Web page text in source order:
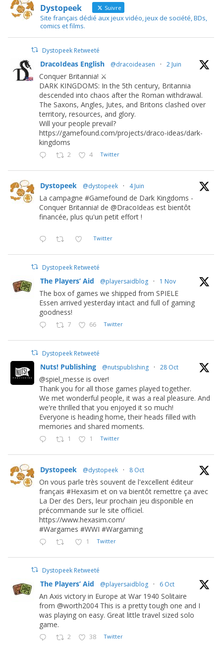
Dystopeek Suivre
Site français dédié aux jeux vidéo, jeux de société, BDs,
comics et films.
Dystopeek Retweeté
DracoIdeas English @dracoideasen · 2 Juin
Conquer Britannia! ⚔️
DARK KINGDOMS: In the 5th century, Britannia
descended into chaos after the Roman withdrawal.
The Saxons, Angles, Jutes, and Britons clashed over
territory, resources, and glory.
Will your people prevail?
https://gamefound.com/projects/draco-ideas/dark-
kingdoms
2 4 Twitter
Dystopeek @dystopeek · 4 Juin
La campagne #Gamefound de Dark Kingdoms -
Conquer Britannia! de @DracoIdeas est bientôt
financée, plus qu'un petit effort !
Twitter
Dystopeek Retweeté
The Players’ Aid @playersaidblog · 1 Nov
The box of games we shipped from SPIELE
Essen arrived yesterday intact and full of gaming
goodness!
7 66 Twitter
Dystopeek Retweeté
Nuts! Publishing @nutspublishing · 28 Oct
@spiel_messe is over!
Thank you for all those games played together.
We met wonderful people, it was a real pleasure. And
we're thrilled that you enjoyed it so much!
Everyone is heading home, their heads filled with
memories and shared moments.
1 1 Twitter
Dystopeek @dystopeek · 8 Oct
On vous parle très souvent de l'excellent éditeur
français #Hexasim et on va bientôt remettre ça avec
La Der des Ders, leur prochain jeu disponible en
précommande sur le site officiel.
https://www.hexasim.com/
#Wargames #WWI #Wargaming
1 Twitter
Dystopeek Retweeté
The Players’ Aid @playersaidblog · 6 Oct
An Axis victory in Europe at War 1940 Solitaire
from @worth2004 This is a pretty tough one and I
was playing on easy. Great little travel sized solo
game.
2 38 Twitter